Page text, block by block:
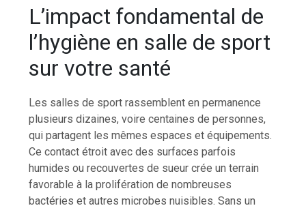
L’impact fondamental de
l’hygiène en salle de sport
sur votre santé
Les salles de sport rassemblent en permanence
plusieurs dizaines, voire centaines de personnes,
qui partagent les mêmes espaces et équipements.
Ce contact étroit avec des surfaces parfois
humides ou recouvertes de sueur crée un terrain
favorable à la prolifération de nombreuses
bactéries et autres microbes nuisibles. Sans un